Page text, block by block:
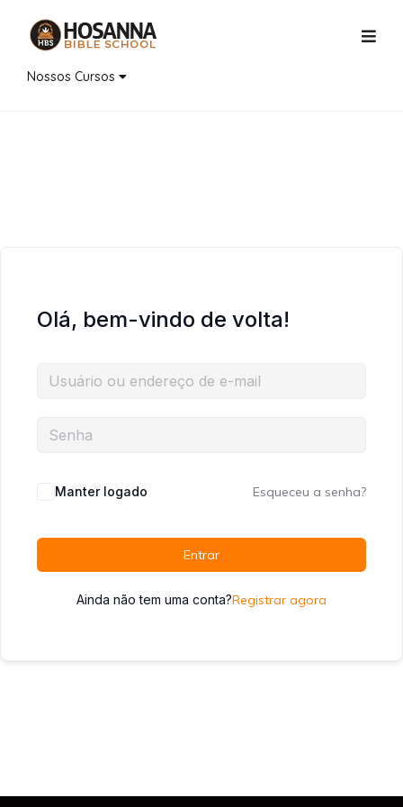
Nossos Cursos
Olá, bem-vindo de volta!
Manter logado Esqueceu a senha?
Entrar
Ainda não tem uma conta?Registrar agora